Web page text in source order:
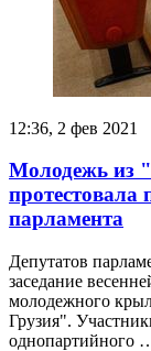
12:36, 2 фев 2021
Молодежь из
протестовала
парламента
Депутатов
заседание
молодежного
Грузия".
однопартийного